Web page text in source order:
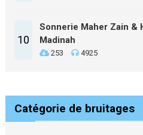
10
Sonnerie Maher Zain &
Madinah
253 4925
Catégorie de bruitages